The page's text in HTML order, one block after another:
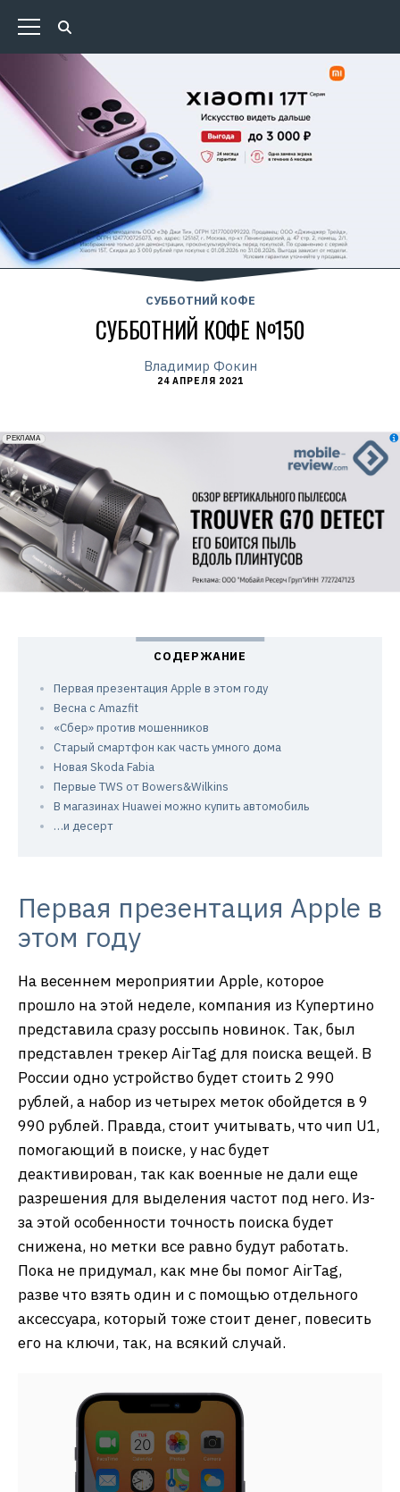
СУББОТНИЙ КОФЕ
СУББОТНИЙ КОФЕ №150
Владимир Фокин
24 АПРЕЛЯ 2021
erid: 2VfnxxmNzs5
РЕКЛАМА
Первая презентация Apple в этом году
Весна с Amazfit
«Сбер» против мошенников
Старый смартфон как часть умного дома
Новая Skoda Fabia
Первые TWS от Bowers&Wilkins
В магазинах Huawei можно купить автомобиль
…и десерт
Первая презентация Apple в
этом году
На весеннем мероприятии Apple, которое
прошло на этой неделе, компания из Купертино
представила сразу россыпь новинок. Так, был
представлен трекер AirTag для поиска вещей. В
России одно устройство будет стоить 2 990
рублей, а набор из четырех меток обойдется в 9
990 рублей. Правда, стоит учитывать, что чип U1,
помогающий в поиске, у нас будет
деактивирован, так как военные не дали еще
разрешения для выделения частот под него. Из-
за этой особенности точность поиска будет
снижена, но метки все равно будут работать.
Пока не придумал, как мне бы помог AirTag,
разве что взять один и с помощью отдельного
аксессуара, который тоже стоит денег, повесить
его на ключи, так, на всякий случай.